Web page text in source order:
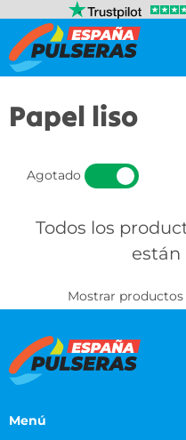
Papel liso
Agotado
Todos los
están
Mostrar
Menú